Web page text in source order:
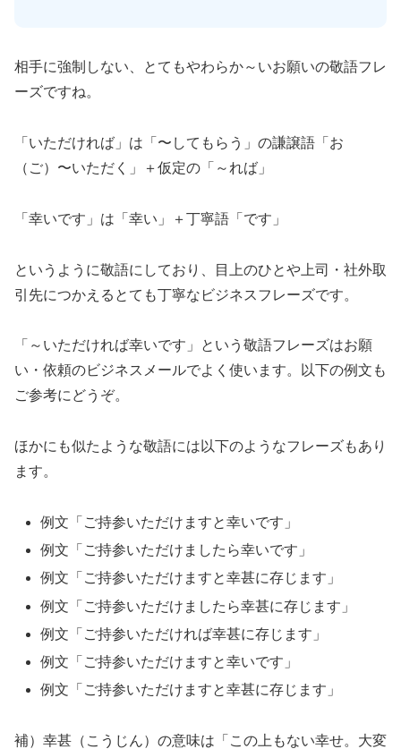
相手に強制しない、とてもやわらか～いお願いの敬語フレ
ーズですね。
「いただければ」は「〜してもらう」の謙譲語「お
（ご）〜いただく」＋仮定の「～れば」
「幸いです」は「幸い」＋丁寧語「です」
というように敬語にしており、目上のひとや上司・社外取
引先につかえるとても丁寧なビジネスフレーズです。
「～いただければ幸いです」という敬語フレーズはお願
い・依頼のビジネスメールでよく使います。以下の例文も
ご参考にどうぞ。
ほかにも似たような敬語には以下のようなフレーズもあり
ます。
例文「ご持参いただけますと幸いです」
例文「ご持参いただけましたら幸いです」
例文「ご持参いただけますと幸甚に存じます」
例文「ご持参いただけましたら幸甚に存じます」
例文「ご持参いただければ幸甚に存じます」
例文「ご持参いただけますと幸いです」
例文「ご持参いただけますと幸甚に存じます」
補）幸甚（こうじん）の意味は「この上もない幸せ。大変